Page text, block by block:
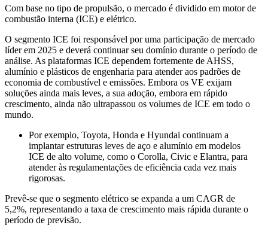
Com base no tipo de propulsão, o mercado é dividido em motor de
combustão interna (ICE) e elétrico.
O segmento ICE foi responsável por uma participação de mercado
líder em 2025 e deverá continuar seu domínio durante o período de
análise. As plataformas ICE dependem fortemente de AHSS,
alumínio e plásticos de engenharia para atender aos padrões de
economia de combustível e emissões. Embora os VE exijam
soluções ainda mais leves, a sua adoção, embora em rápido
crescimento, ainda não ultrapassou os volumes de ICE em todo o
mundo.
Por exemplo, Toyota, Honda e Hyundai continuam a
implantar estruturas leves de aço e alumínio em modelos
ICE de alto volume, como o Corolla, Civic e Elantra, para
atender às regulamentações de eficiência cada vez mais
rigorosas.
Prevê-se que o segmento elétrico se expanda a um CAGR de
5,2%, representando a taxa de crescimento mais rápida durante o
período de previsão.